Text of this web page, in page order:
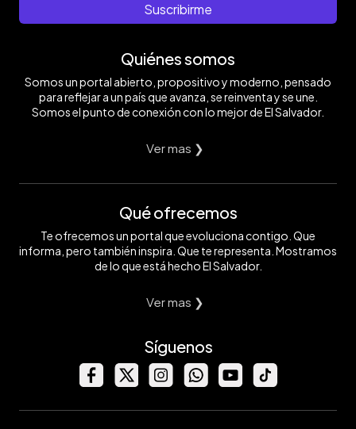
Suscribirme
Quiénes somos
Somos un portal abierto, propositivo y moderno, pensado
para reflejar a un país que avanza, se reinventa y se une.
Somos el punto de conexión con lo mejor de El Salvador.
Ver mas ❯
Qué ofrecemos
Te ofrecemos un portal que evoluciona contigo. Que
informa, pero también inspira. Que te representa. Mostramos
de lo que está hecho El Salvador.
Ver mas ❯
Síguenos